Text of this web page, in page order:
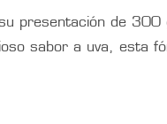
presentación de
sabor a uva, esta